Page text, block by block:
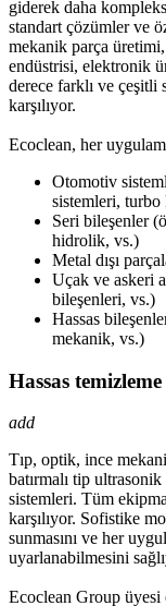
giderek daha
standart çözümler ve
mekanik parça üretimi,
endüstrisi, elektronik
derece farklı ve çeşitli
karşılıyor.
Ecoclean, her
Otomotiv
sistemleri, turbo
Seri bileşenler
hidrolik, vs.)
Metal dışı
Uçak ve askeri
bileşenleri, vs.)
Hassas
mekanik, vs.)
Hassas
add
Tıp, optik, ince
batırmalı tip
sistemleri. Tüm
karşılıyor. Sofistike
sunmasını ve her
uyarlanabilmesini
Ecoclean Group